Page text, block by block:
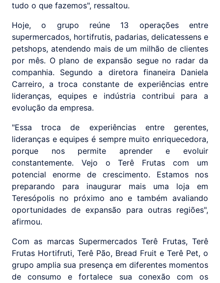
tudo o que fazemos", ressaltou.
Hoje, o grupo reúne 13 operações entre
supermercados, hortifrutis, padarias, delicatessens e
petshops, atendendo mais de um milhão de clientes
por mês. O plano de expansão segue no radar da
companhia. Segundo a diretora finaneira Daniela
Carreiro, a troca constante de experiências entre
lideranças, equipes e indústria contribui para a
evolução da empresa.
"Essa troca de experiências entre gerentes,
lideranças e equipes é sempre muito enriquecedora,
porque nos permite aprender e evoluir
constantemente. Vejo o Terê Frutas com um
potencial enorme de crescimento. Estamos nos
preparando para inaugurar mais uma loja em
Teresópolis no próximo ano e também avaliando
oportunidades de expansão para outras regiões",
afirmou.
Com as marcas Supermercados Terê Frutas, Terê
Frutas Hortifruti, Terê Pão, Bread Fruit e Terê Pet, o
grupo amplia sua presença em diferentes momentos
de consumo e fortalece sua conexão com os